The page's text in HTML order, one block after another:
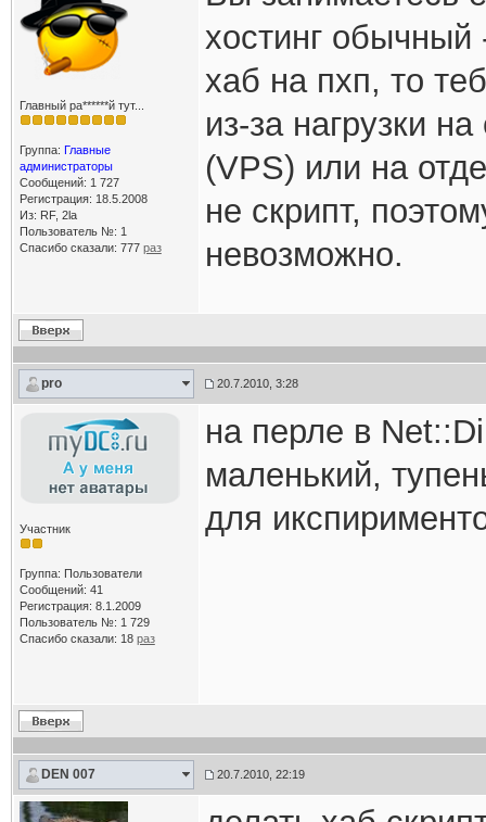
Главный ра******й тут...
Группа: Главные
администраторы
Сообщений: 1 727
Регистрация: 18.5.2008
Из: RF, 2la
Пользователь №: 1
Спасибо сказали: 777 раз
хостинг
хаб на пхп, то
из-за нагрузки
(VPS) или на
не скрипт,
невозможно.
pro 20.7.2010, 3:28
Участник
Группа: Пользователи
Сообщений: 41
Регистрация: 8.1.2009
Пользователь №: 1 729
Спасибо сказали: 18 раз
на перле в
маленький,
для
DEN 007 20.7.2010, 22:19